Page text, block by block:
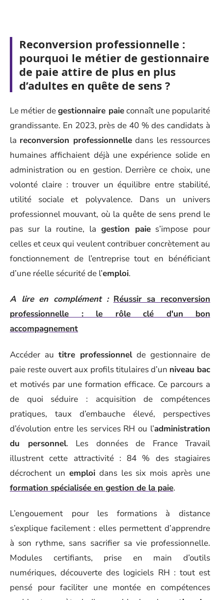
Reconversion professionnelle :
pourquoi le métier de gestionnaire
de paie attire de plus en plus
d’adultes en quête de sens ?
Le métier degestionnaire paieconnaît une popularité
grandissante. En 2023, près de 40 % des candidats à
la reconversion professionnelledans les ressources
humaines affichaient déjà une expérience solide en
administration ou en gestion. Derrière ce choix, une
volonté claire : trouver un équilibre entre stabilité,
utilité sociale et polyvalence. Dans un univers
professionnel mouvant, où la quête de sens prend le
pas sur la routine, la gestion paies’impose pour
celles et ceux qui veulent contribuer concrètement au
fonctionnement de l’entreprise tout en bénéficiant
d’une réelle sécurité de l’emploi.
A lire en complément : Réussir sa reconversion
professionnelle : le rôle clé d'un bon
accompagnement
Accéder au titre professionnelde gestionnaire de
paie reste ouvert aux profils titulaires d’un niveau bac
et motivés par une formation efficace. Ce parcours a
de quoi séduire : acquisition de compétences
pratiques, taux d’embauche élevé, perspectives
d’évolution entre les services RH ou l’administration
du personnel. Les données de France Travail
illustrent cette attractivité : 84 % des stagiaires
décrochent un emploidans les six mois après une
formation spécialisée en gestion de la paie.
L’engouement pour les formations à distance
s’explique facilement : elles permettent d’apprendre
à son rythme, sans sacrifier sa vie professionnelle.
Modules certifiants, prise en main d’outils
numériques, découverte des logiciels RH : tout est
pensé pour faciliter une montée en compétences